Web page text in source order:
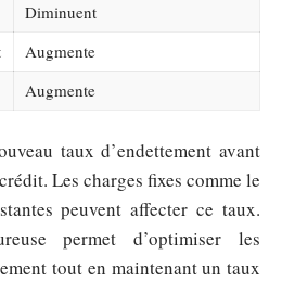
Diminuent
Augmente
Augmente
taux d’endettement avant
Les charges fixes comme le
peuvent affecter ce taux.
permet d’optimiser les
tout en maintenant un taux